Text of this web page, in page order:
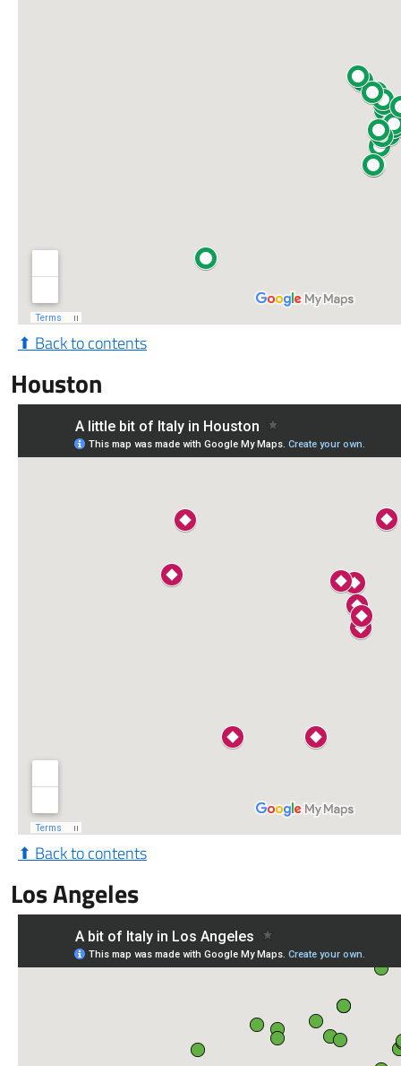
⬆ Back to contents
Houston
⬆ Back to contents
Los Angeles